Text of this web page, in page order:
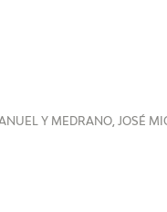
Y MEDRANO, JOSÉ